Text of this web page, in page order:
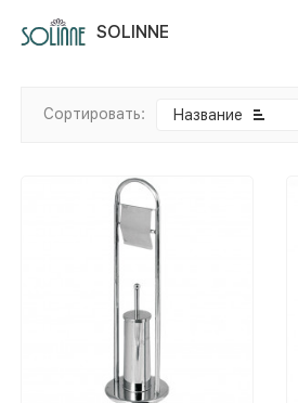
SOLINNE
Сортировать: Название